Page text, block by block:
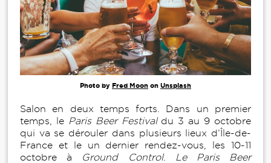
Photo by Fred Moon on Unsplash
Salon en deux temps forts. Dans un premier
temps, le Paris Beer Festivaldu 3 au 9 octobre
qui va se dérouler dans plusieurs lieux d’Île-de-
France et le un dernier rendez-vous, les 10-11
octobre à Ground Control.
Le Paris Beer